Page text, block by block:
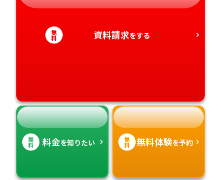
静岡県
愛知県
和歌山県
徳島県
香川県
大分県
宮崎県
無
料 資料請求をする
無
料 料金を知りたい 無
料 無料体験を予約